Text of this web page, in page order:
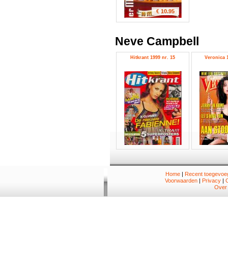
€ 10.95
Neve Campbell
Hitkrant 1999 nr. 15 Veronica
Home| Recent
Voorwaarden | Privacy |
Over